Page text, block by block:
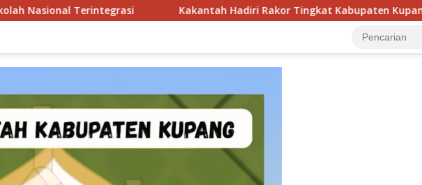
Terintegrasi Kakantah Hadiri Rakor Tingkat Kabupaten Kupang 2026,